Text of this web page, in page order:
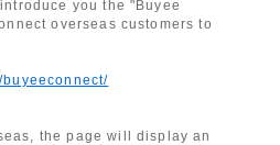
you the "Buyee
overseas customers to
the page will display an